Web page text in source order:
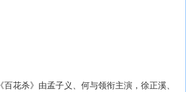
《百花杀》由孟子义、何与领衔主演，徐正溪、